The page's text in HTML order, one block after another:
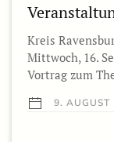
Kreis
Mittwoch, 16.
Vortrag zum
9. AUGUST